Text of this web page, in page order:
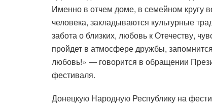
Именно в отчем доме, в семейном кругу
человека, закладываются культурные
забота о близких, любовь к Отечеству,
пройдет в атмосфере дружбы,
любовь!» — говорится в обращении
фестиваля.
Донецкую Народную Республику на